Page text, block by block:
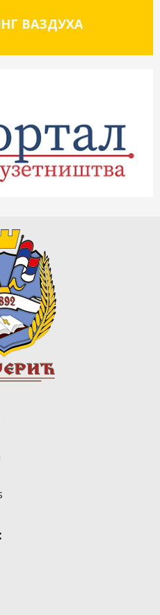
ВАЗДУХА